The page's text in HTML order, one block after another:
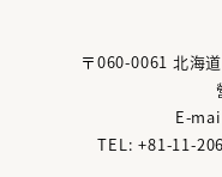
〒060-0061 北海
E-
TEL: +81-11-